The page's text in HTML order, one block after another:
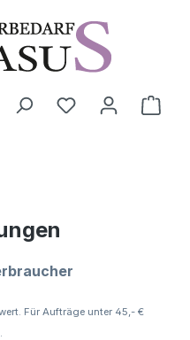
Für Aufträge unter 45,- €